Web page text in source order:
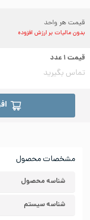
مشخصات محصول
شناسه محصول
شناسه سیستم
قیمت هر واحد
بدون مالیات بر ارزش افزوده
قیمت ۱عدد
تماس بگیرید